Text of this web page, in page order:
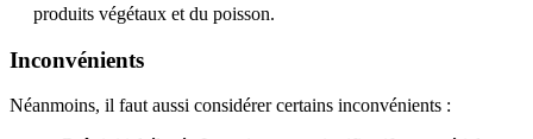
produits végétaux et du poisson.
Inconvénients
Néanmoins, il faut aussi considérer certains inconvénients :